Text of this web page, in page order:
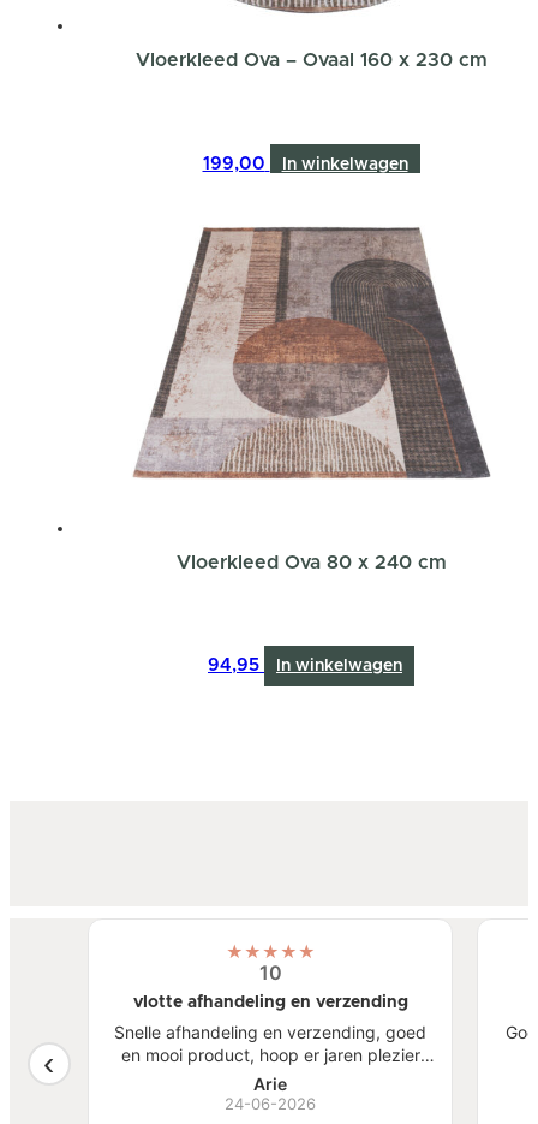
Vloerkleed Ova – Ovaal 160 x 230 cm
199,00 In winkelwagen
Vloerkleed Ova 80 x 240 cm
94,95 In winkelwagen
mooi
★★★★★
10
vlotte afhandeling en verzending
Snelle afhandeling en verzending, goed
en mooi product, hoop er jaren plezier
van te hebben.
Arie
24-06-2026